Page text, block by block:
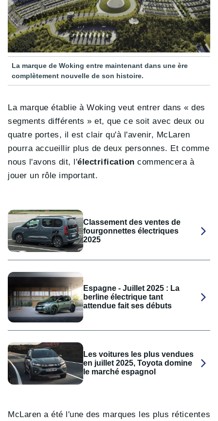
La marque de Woking entre maintenant dans une ère
complètement nouvelle de son histoire.
La marque établie à Woking veut entrer dans « des
segments différents » et, que ce soit avec deux ou
quatre portes, il est clair qu'à l'avenir, McLaren
pourra accueillir plus de deux personnes. Et comme
nous l'avons dit, l'électrificationcommencera à
jouer un rôle important.
Classement des ventes de
fourgonnettes électriques
2025
Espagne - Juillet 2025 : La
berline électrique tant
attendue fait ses débuts
Les voitures les plus vendues
en juillet 2025, Toyota domine
le marché espagnol
McLaren a été l'une des marques les plus réticentes